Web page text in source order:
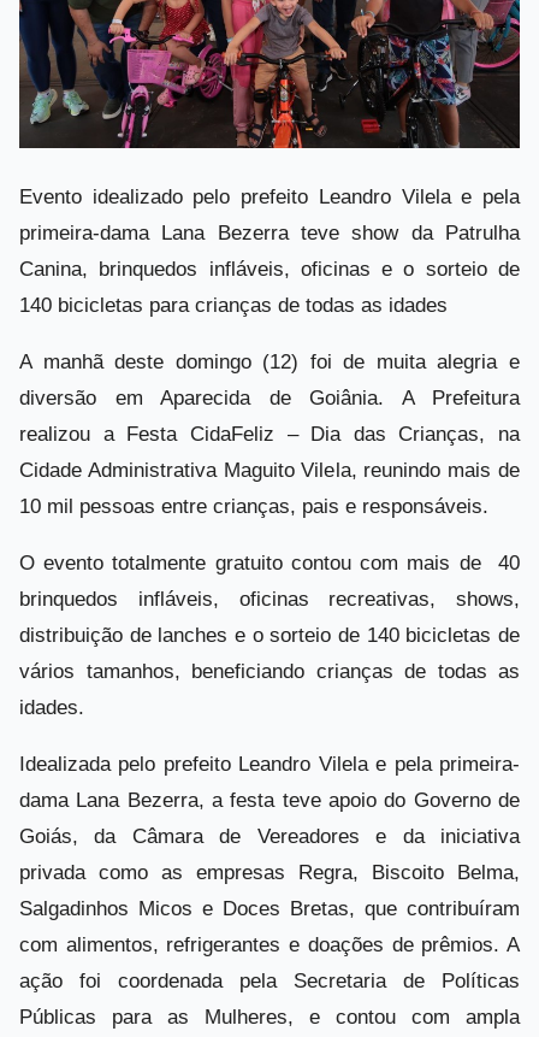
Evento idealizado pelo prefeito Leandro Vilela e pela
primeira-dama Lana Bezerra teve show da Patrulha
Canina, brinquedos infláveis, oficinas e o sorteio de
140 bicicletas para crianças de todas as idades
A manhã deste domingo (12) foi de muita alegria e
diversão em Aparecida de Goiânia. A Prefeitura
realizou a Festa CidaFeliz – Dia das Crianças, na
Cidade Administrativa Maguito Vilela, reunindo mais de
10 mil pessoas entre crianças, pais e responsáveis.
O evento totalmente gratuito contou com mais de 40
brinquedos infláveis, oficinas recreativas, shows,
distribuição de lanches e o sorteio de 140 bicicletas de
vários tamanhos, beneficiando crianças de todas as
idades.
Idealizada pelo prefeito Leandro Vilela e pela primeira-
dama Lana Bezerra, a festa teve apoio do Governo de
Goiás, da Câmara de Vereadores e da iniciativa
privada como as empresas Regra, Biscoito Belma,
Salgadinhos Micos e Doces Bretas, que contribuíram
com alimentos, refrigerantes e doações de prêmios. A
ação foi coordenada pela Secretaria de Políticas
Públicas para as Mulheres, e contou com ampla